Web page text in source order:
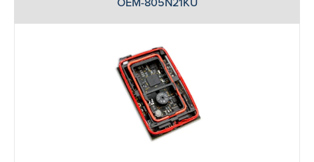
OEM-805N21KU